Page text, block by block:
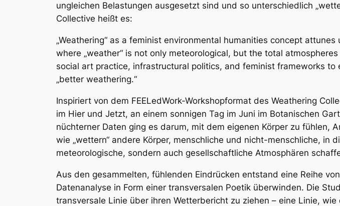
ungleichen Belastungen ausgesetzt sind und so unterschiedlich
Collective heißt es:
„Weathering“ as a feminist environmental humanities concept
where „weather“ is not only meteorological, but the total
social art practice, infrastructural politics, and feminist frameworks
„better weathering.“
Inspiriert von dem FEELedWork-Workshopformat des Weathering
im Hier und Jetzt, an einem sonnigen Tag im Juni im Botanischen
nüchterner Daten ging es darum, mit dem eigenen Körper zu fühlen,
wie „wettern“ andere Körper, menschliche und nicht-menschliche, in
meteorologische, sondern auch gesellschaftliche Atmosphären
Aus den gesammelten, fühlenden Eindrücken entstand eine Reihe
Datenanalyse in Form einer transversalen Poetik überwinden. Die
transversale Linie über ihren Wetterbericht zu ziehen – eine Linie,